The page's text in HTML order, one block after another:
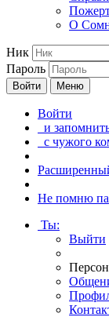
О
Ник
Пароль
Войти Меню
Войти
и
с чужого
Не помню
Ты:
Выйти